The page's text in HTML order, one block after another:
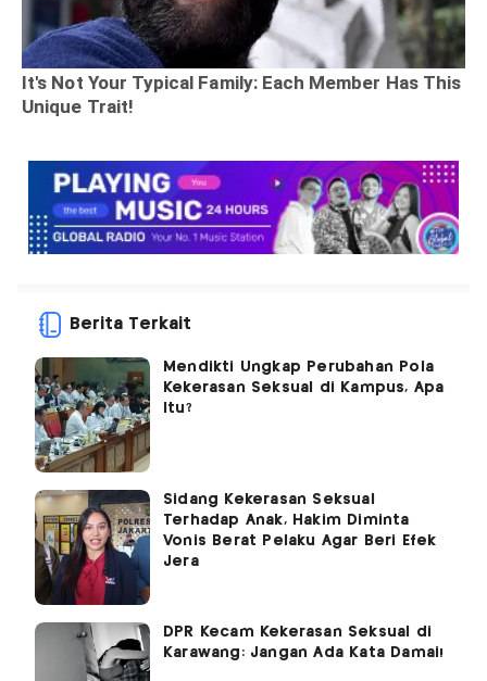
Berita Terkait
Mendikti Ungkap Perubahan Pola
Kekerasan Seksual di Kampus, Apa
Itu?
Sidang Kekerasan Seksual
Terhadap Anak, Hakim Diminta
Vonis Berat Pelaku Agar Beri Efek
Jera
DPR Kecam Kekerasan Seksual di
Karawang: Jangan Ada Kata Damai!